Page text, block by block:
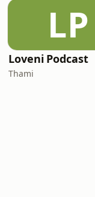
LP
Loveni Podcast
Thami